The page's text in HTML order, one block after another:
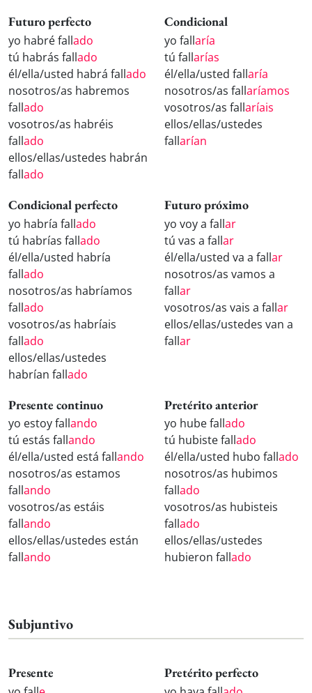
Futuro perfecto
yo habré fallado
tú habrás fallado
él/ella/usted habrá fallado
nosotros/as habremos
fallado
vosotros/as habréis
fallado
ellos/ellas/ustedes habrán
fallado
Condicional
yo fallaría
tú fallarías
él/ella/usted fallaría
nosotros/as fallaríamos
vosotros/as fallaríais
ellos/ellas/ustedes
fallarían
Condicional perfecto
yo habría fallado
tú habrías fallado
él/ella/usted habría
fallado
nosotros/as habríamos
fallado
vosotros/as habríais
fallado
ellos/ellas/ustedes
habrían fallado
Futuro próximo
yo voy a fallar
tú vas a fallar
él/ella/usted va a fallar
nosotros/as vamos a
fallar
vosotros/as vais a fallar
ellos/ellas/ustedes van a
fallar
Presente continuo
yo estoy fallando
tú estás fallando
él/ella/usted está fallando
nosotros/as estamos
fallando
vosotros/as estáis
fallando
ellos/ellas/ustedes están
fallando
Pretérito anterior
yo hube fallado
tú hubiste fallado
él/ella/usted hubo fallado
nosotros/as hubimos
fallado
vosotros/as hubisteis
fallado
ellos/ellas/ustedes
hubieron fallado
Subjuntivo
Presente Pretérito perfecto